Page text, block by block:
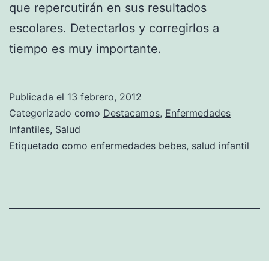
que repercutirán en sus resultados
escolares. Detectarlos y corregirlos a
tiempo es muy importante.
Publicada el 13 febrero, 2012
Categorizado como Destacamos, Enfermedades
Infantiles, Salud
Etiquetado como enfermedades bebes, salud infantil